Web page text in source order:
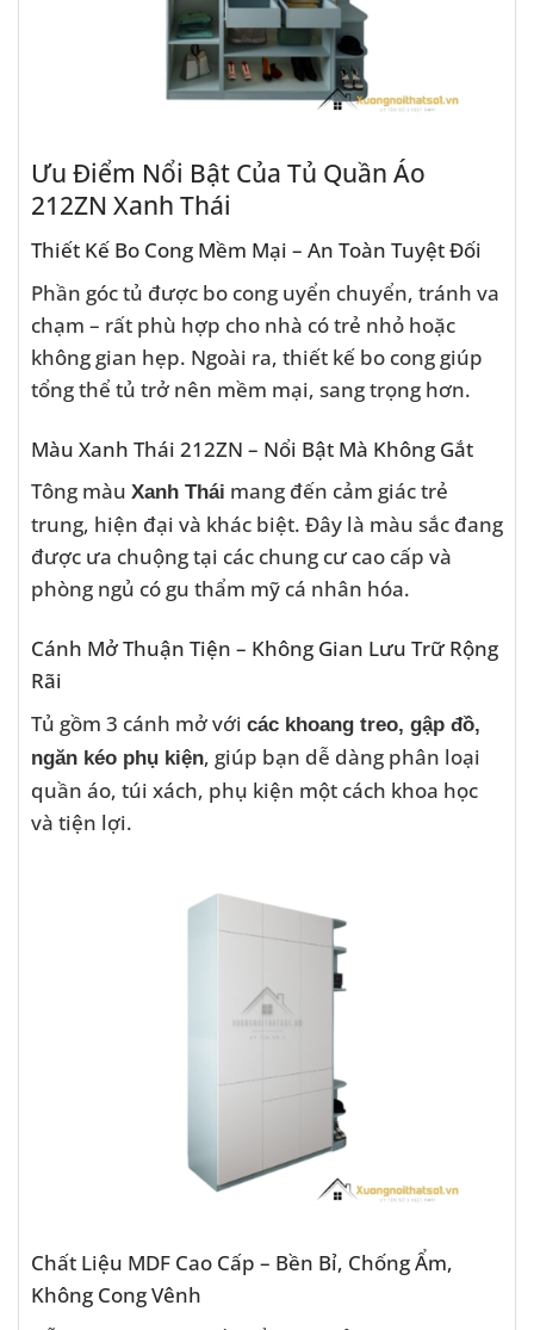
Ưu Điểm Nổi Bật Của Tủ Quần Áo
212ZN Xanh Thái
Thiết Kế Bo Cong Mềm Mại – An Toàn Tuyệt Đối
Phần góc tủ được bo cong uyển chuyển, tránh va
chạm – rất phù hợp cho nhà có trẻ nhỏ hoặc
không gian hẹp. Ngoài ra, thiết kế bo cong giúp
tổng thể tủ trở nên mềm mại, sang trọng hơn.
Màu Xanh Thái 212ZN – Nổi Bật Mà Không Gắt
Tông màu Xanh Thái mang đến cảm giác trẻ
trung, hiện đại và khác biệt. Đây là màu sắc đang
được ưa chuộng tại các chung cư cao cấp và
phòng ngủ có gu thẩm mỹ cá nhân hóa.
Cánh Mở Thuận Tiện – Không Gian Lưu Trữ Rộng
Rãi
Tủ gồm 3 cánh mở với các khoang treo, gập đồ,
ngăn kéo phụ kiện, giúp bạn dễ dàng phân loại
quần áo, túi xách, phụ kiện một cách khoa học
và tiện lợi.
Chất Liệu MDF Cao Cấp – Bền Bỉ, Chống Ẩm,
Không Cong Vênh